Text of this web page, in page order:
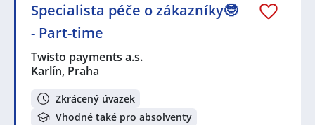
Specialista péče o zákazníky🤓
- Part-time
Twisto payments a.s.
Karlín, Praha
Zkrácený úvazek
Vhodné také pro absolventy